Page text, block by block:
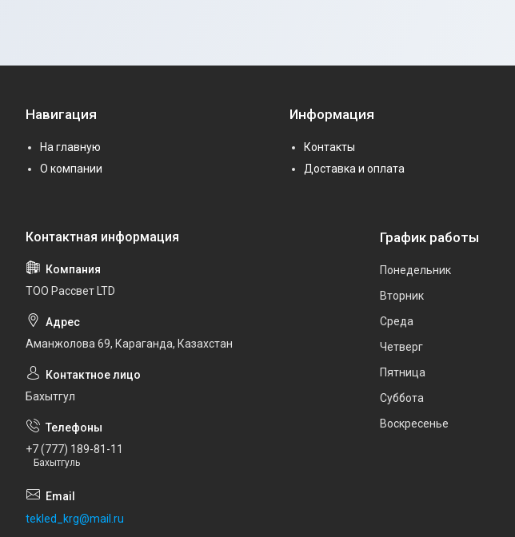
Навигация
На главную
О компании
Информация
Контакты
Доставка и оплата
ТОО Рассвет LTD
Аманжолова 69, Караганда, Казахстан
Бахытгул
+7 (777) 189-81-11
Бахытгуль
tekled_krg@mail.ru
График работы
Понедельник
Вторник
Среда
Четверг
Пятница
Суббота
Воскресенье